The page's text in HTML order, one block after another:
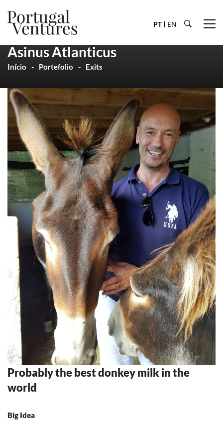
PT EN
Asinus Atlanticus
Início Portefolio Exits
Probably the best donkey milk in the
world
Big Idea